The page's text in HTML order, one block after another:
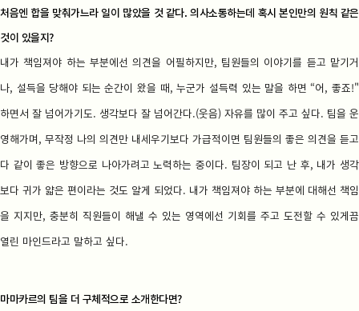
처음엔 합을 맞춰가느라 일이 많았을 것 같다. 의사소통하는데 혹시 본인만의 원칙 같은
것이 있을지?
내가 책임져야 하는 부분에선 의견을 어필하지만, 팀원들의 이야기를 듣고 맡기거
나, 설득을 당해야 되는 순간이 왔을 때, 누군가 설득력 있는 말을 하면 “어, 좋죠!"
하면서 잘 넘어가기도. 생각보다 잘 넘어간다.(웃음) 자유를 많이 주고 싶다. 팀을 운
영해가며, 무작정 나의 의견만 내세우기보다 가급적이면 팀원들의 좋은 의견을 듣고
다 같이 좋은 방향으로 나아가려고 노력하는 중이다. 팀장이 되고 난 후, 내가 생각
보다 귀가 얇은 편이라는 것도 알게 되었다. 내가 책임져야 하는 부분에 대해선 책임
을 지지만, 충분히 직원들이 해낼 수 있는 영역에선 기회를 주고 도전할 수 있게끔
열린 마인드라고 말하고 싶다.
마마카르의 팀을 더 구체적으로 소개한다면?